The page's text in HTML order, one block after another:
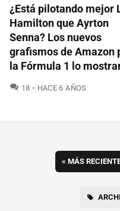
¿Está pilotando mejor
Hamilton que Ayrton
Senna? Los nuevos
grafismos de Amazon
la Fórmula 1 lo
18 COMENTARIOS
HACE 6 AÑOS
« MÁS